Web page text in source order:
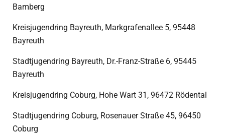
Bamberg
Kreisjugendring Bayreuth, Markgrafenallee 5, 95448
Bayreuth
Stadtjugendring Bayreuth, Dr.-Franz-Straße 6, 95445
Bayreuth
Kreisjugendring Coburg, Hohe Wart 31, 96472 Rödental
Stadtjugendring Coburg, Rosenauer Straße 45, 96450
Coburg